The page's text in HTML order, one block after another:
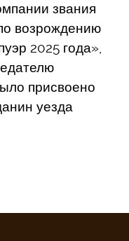
звания
возрождению
2025 года»,
присвоено
уезда